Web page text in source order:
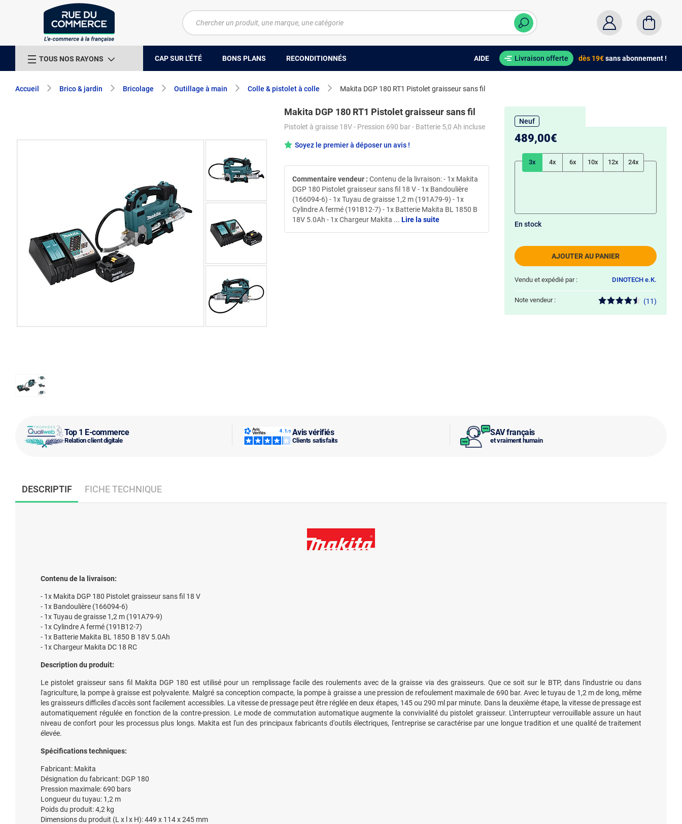
TOUS NOS RAYONS CAP SUR L'ÉTÉ BONS PLANS RECONDITIONNÉS AIDE Livraison offerte dès 19€sans abonnement !
Accueil Brico & jardin Bricolage Outillage à main Colle & pistolet à colle Makita DGP 180 RT1 Pistolet graisseur sans fil
Top 1 E-commerce
Relation client digitale
Avis vérifiés
Clients satisfaits
SAV français
et vraiment humain
Makita DGP 180 RT1 Pistolet graisseur sans fil
Pistolet à graisse 18V - Pression 690 bar - Batterie 5,0 Ah incluse
Soyez le premier à déposer un avis !
Commentaire vendeur : Contenu de la livraison: - 1x Makita
DGP 180 Pistolet graisseur sans fil 18 V - 1x Bandoulière
(166094-6) - 1x Tuyau de graisse 1,2 m (191A79-9) - 1x
Cylindre A fermé (191B12-7) - 1x Batterie Makita BL 1850 B
18V 5.0Ah - 1x Chargeur Makita ... Lire la suite
Neuf
489,00€
3x 4x 6x 10x 12x 24x
AJOUTER AU PANIER
En stock
Vendu et expédié par : DINOTECH e.K.
Note vendeur : (11)
DESCRIPTIF FICHE TECHNIQUE
Contenu de la livraison:
- 1x Makita DGP 180 Pistolet graisseur sans fil 18 V
- 1x Bandoulière (166094-6)
- 1x Tuyau de graisse 1,2 m (191A79-9)
- 1x Cylindre A fermé (191B12-7)
- 1x Batterie Makita BL 1850 B 18V 5.0Ah
- 1x Chargeur Makita DC 18 RC
Description du produit:
Le pistolet graisseur sans fil Makita DGP 180 est utilisé pour un remplissage facile des roulements avec de la graisse via des graisseurs. Que ce soit sur le BTP, dans l'industrie ou dans
l'agriculture, la pompe à graisse est polyvalente. Malgré sa conception compacte, la pompe à graisse a une pression de refoulement maximale de 690 bar. Avec le tuyau de 1,2 m de long, même
les graisseurs difficiles d'accès sont facilement accessibles. La vitesse de pressage peut être réglée en deux étapes, 145 ou 290 ml par minute. Dans la deuxième étape, la vitesse de pressage est
automatiquement régulée en fonction de la contre-pression. Le mode de commutation automatique augmente la convivialité du pistolet graisseur. L'interrupteur verrouillable assure un haut
niveau de confort pour les processus plus longs. Makita est l'un des principaux fabricants d'outils électriques, l'entreprise se caractérise par une longue tradition et une qualité de traitement
élevée.
Spécifications techniques:
Fabricant: Makita
Désignation du fabricant: DGP 180
Pression maximale: 690 bars
Longueur du tuyau: 1,2 m
Poids du produit: 4,2 kg
Dimensions du produit (L x l x H): 449 x 114 x 245 mm